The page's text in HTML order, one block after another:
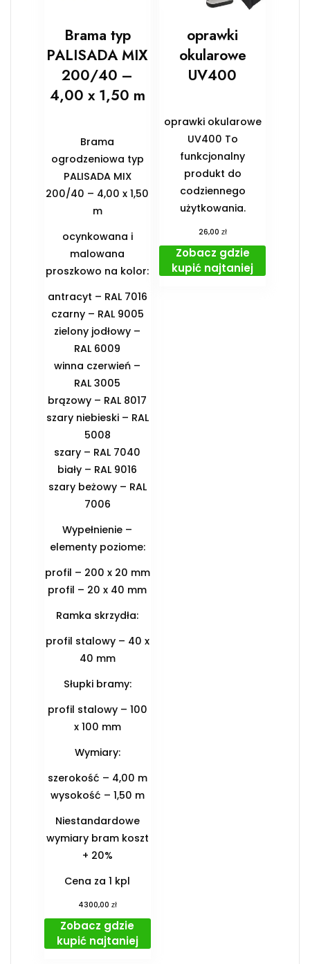
Brama typ
PALISADA MIX
200/40 –
4,00 x 1,50 m
Brama
ogrodzeniowa typ
PALISADA MIX
200/40 – 4,00 x 1,50
m
ocynkowana i
malowana
proszkowo na kolor:
antracyt – RAL 7016
czarny – RAL 9005
zielony jodłowy –
RAL 6009
winna czerwień –
RAL 3005
brązowy – RAL 8017
szary niebieski – RAL
5008
szary – RAL 7040
biały – RAL 9016
szary beżowy – RAL
7006
Wypełnienie –
elementy poziome:
profil – 200 x 20 mm
profil – 20 x 40 mm
Ramka skrzydła:
profil stalowy – 40 x
40 mm
Słupki bramy:
profil stalowy – 100
x 100 mm
Wymiary:
szerokość – 4,00 m
wysokość – 1,50 m
Niestandardowe
wymiary bram koszt
+ 20%
Cena za 1 kpl
4300,00 zł
Zobacz gdzie
kupić najtaniej
oprawki
okularowe
UV400
oprawki okularowe
UV400 To
funkcjonalny
produkt do
codziennego
użytkowania.
26,00 zł
Zobacz gdzie
kupić najtaniej